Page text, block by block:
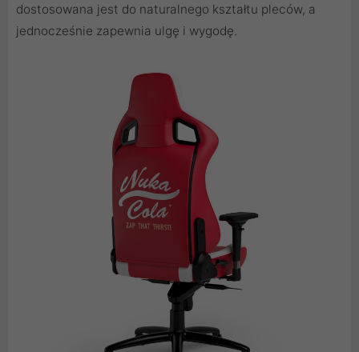
dostosowana jest do naturalnego kształtu pleców, a
jednocześnie zapewnia ulgę i wygodę.